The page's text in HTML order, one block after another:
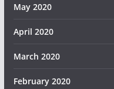
May 2020
April 2020
March 2020
February 2020